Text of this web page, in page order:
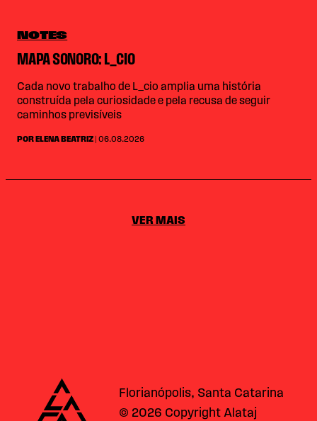
NOTES
MAPA SONORO: L_CIO
Cada novo trabalho de L_cio amplia uma história
construída pela curiosidade e pela recusa de seguir
caminhos previsíveis
POR ELENA BEATRIZ | 06.08.2026
VER MAIS
Alataj
Florianópolis, Santa Catarina
© 2026 Copyright Alataj